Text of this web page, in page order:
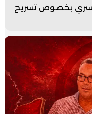
بخصوص تسريح